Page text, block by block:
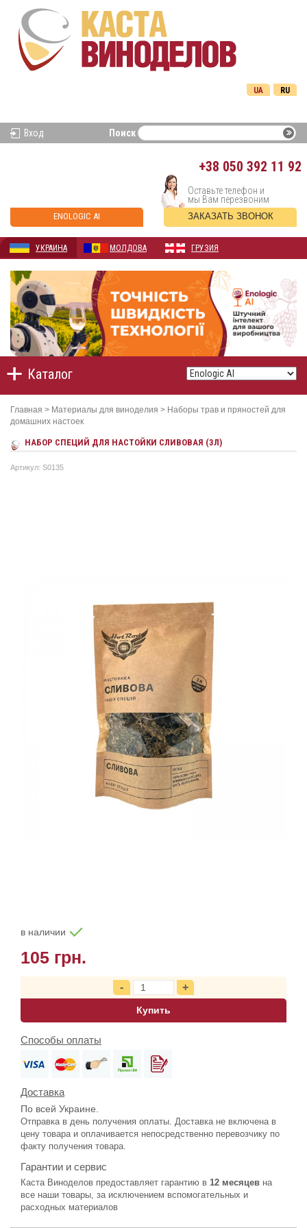
RU
UA
Вход Поиск
+38 050 392 11 92
ENOLOGIC AI
Оставьте телефон и
мы Вам перезвоним
ЗАКАЗАТЬ ЗВОНОК
УКРАИНА МОЛДОВА ГРУЗИЯ
Каталог
Главная > Материалы для виноделия > Наборы трав и пряностей для
домашних настоек
НАБОР СПЕЦИЙ ДЛЯ НАСТОЙКИ СЛИВОВАЯ (3Л)
Артикул: S0135
в наличии
105 грн.
Купить
Способы оплаты
Доставка
По всей Украине.
Отправка в день получения оплаты. Доставка не включена в
цену товара и оплачивается непосредственно перевозчику по
факту получения товара.
Гарантии и сервис
Каста Виноделов предоставляет гарантию в 12 месяцев на
все наши товары, за исключением вспомогательных и
расходных материалов